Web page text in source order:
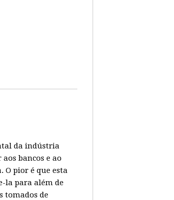
da indústria
bancos e ao
O pior é que esta
la para além de
tomados de